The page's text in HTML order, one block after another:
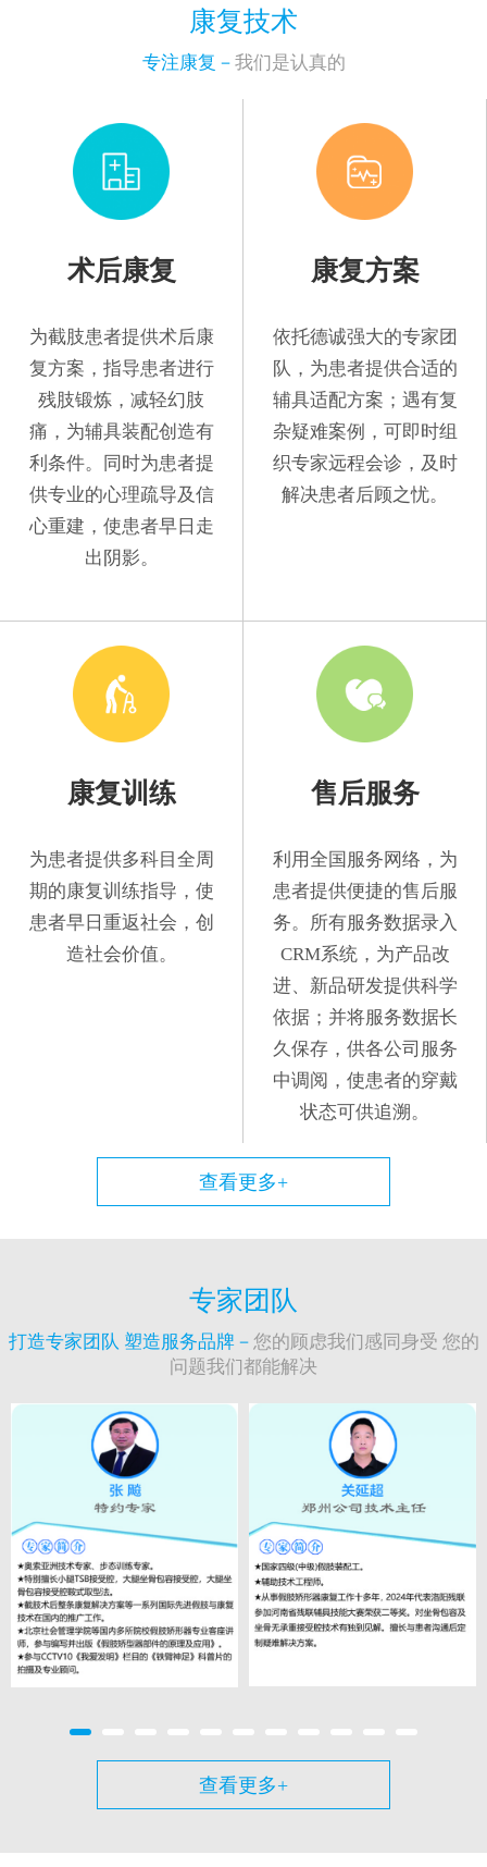
康复技术
专注康复－ 我们是认真的
术后康复
为截肢患者提供术后康
复方案，指导患者进行
残肢锻炼，减轻幻肢
痛，为辅具装配创造有
利条件。同时为患者提
供专业的心理疏导及信
心重建，使患者早日走
出阴影。
康复方案
依托德诚强大的专家团
队，为患者提供合适的
辅具适配方案；遇有复
杂疑难案例，可即时组
织专家远程会诊，及时
解决患者后顾之忧。
康复训练
为患者提供多科目全周
期的康复训练指导，使
患者早日重返社会，创
造社会价值。
售后服务
利用全国服务网络，为
患者提供便捷的售后服
务。所有服务数据录入
CRM系统，为产品改
进、新品研发提供科学
依据；并将服务数据长
久保存，供各公司服务
中调阅，使患者的穿戴
状态可供追溯。
查看更多+
专家团队
打造专家团队 塑造服务品牌－ 您的顾虑我们感同身受 您的
问题我们都能解决
查看更多+